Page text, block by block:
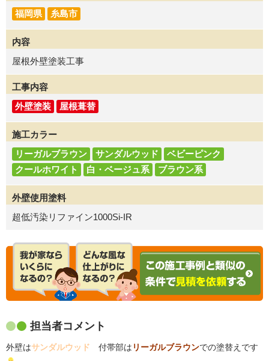
福岡県
糸島市
内容
屋根外壁塗装工事
工事内容
外壁塗装
屋根葺替
施工カラー
リーガルブラウン
サンダルウッド
ベビーピンク
クールホワイト
白・ベージュ系 ブラウン系
外壁使用塗料
超低汚染リファイン1000Si-IR
担当者コメント
外壁はサンダルウッド 付帯部は リーガルブラウンでの塗替えです